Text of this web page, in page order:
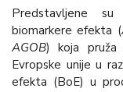
Predstavljene
biomarkere efekta (
AGOB) koja pruža
Evropske unije u
efekta (BoE) u